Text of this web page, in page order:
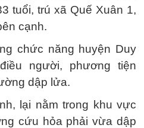
tuổi, trú xã Quế Xuân 1,
cạnh.
chức năng huyện Duy
người, phương tiện
dập lửa.
lại nằm trong khu vực
cứu hỏa phải vừa dập